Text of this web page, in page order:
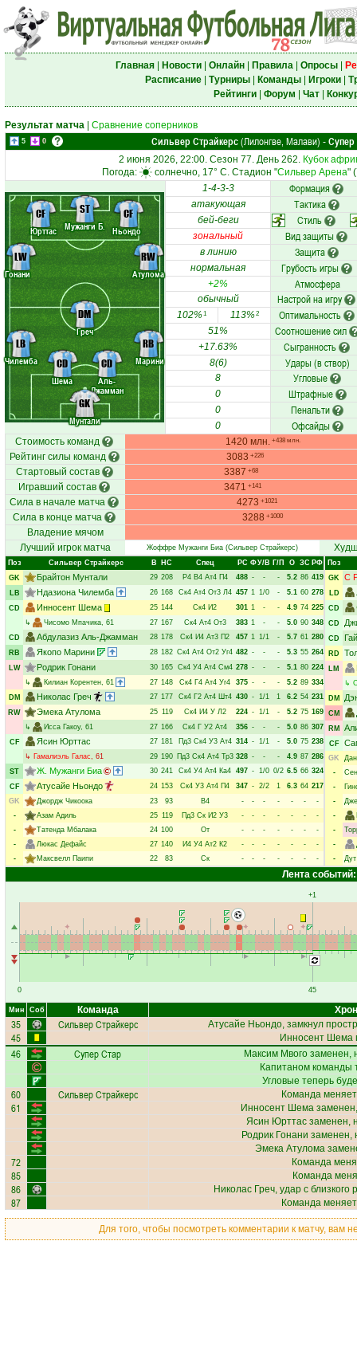
Главная| Новости| Онлайн| Правила| Опросы|
Расписание| Турниры| Команды| Игроки|
Рейтинги| Форум Чат|
Результат матча Сравнение соперников
5 0 Сильвер Страйкерс(Лилонгве, Малави) - Супер
2 июня 2026, 22:00. Сезон 77. День 262. Кубок
Погода:
солнечно, 17° C. Стадион "Сильвер Арена"
Мунтали
Чилемба
Шема
Аль-
Джамман
Марини
Гонани
Греч
Атулома
Юрттас Мужанги Б. Ньондо
GK
LB
CD
CD
RB
LW
DM
RW
CF ST CF
1-4-3-3 Формация
атакующая Тактика
бей-беги Стиль
зональный Вид защиты
в линию Защита
нормальная Грубость игры
+2% Атмосфера
обычный Настрой на игру
102%1 113%2 Оптимальность
51% Соотношение сил
+17.63% Сыгранность
8(6) Удары (в створ)
8 Угловые
0 Штрафные
0 Пенальти
0 Офсайды
Стоимость команд 1420 млн. +438 млн.
Рейтинг силы команд 3083 +226
Стартовый состав 3387 +68
Игравший состав 3471 +141
Сила в начале матча 4273 +1021
Сила в конце матча 3288 +1000
Владение мячом
Лучший игрок матча
Жоффре Мужанги Биа (Сильвер Страйкерс)
Поз Сильвер Страйкерс В НC Спец РC ФУ/В Г/П О ЗС РФ
GK
Брайтон Мунтали 29 208 Р4 В4 Ат4 П4 488 - - - 5.2 86 419
LB
Ндазиона Чилемба 26 168 Ск4 Ат4 От3 Л4 457 1 1/0 - 5.1 60 278
CD
Инносент Шема 25 144 Ск4 И2 301 1 - - 4.9 74 225
↳
Чисомо Мпачика, 61 27 167 Ск4 Ат4 От3 383 1 - - 5.0 90 348
CD
Абдулазиз Аль-Джамман 28 178 Ск4 И4 Ат3 П2 457 1 1/1 - 5.7 61 280
RB
Якопо Марини 28 182 Ск4 Ат4 От2 Уг4 482 - - - 5.3 55 264
LW
Родрик Гонани 30 165 Ск4 У4 Ат4 См4 278 - - - 5.1 80 224
↳
Килиан Корентен, 61 27 148 Ск4 Г4 Ат4 Уг4 375 - - - 5.2 89 334
DM
Николас Греч 27 177 Ск4 Г2 Ат4 Шт4 430 - 1/1 1 6.2 54 231
RW
Эмека Атулома 25 119 Ск4 И4 У Л2 224 - 1/1 - 5.2 75 169
↳
Исса Гакоу, 61 27 166 Ск4 Г У2 Ат4 356 - - - 5.0 86 307
CF
Ясин Юрттас 27 181 Пд3 Ск4 У3 Ат4 314 - 1/1 - 5.0 75 238
↳ Гамалиэль Галас, 61 29 190 Пд3 Ск4 Ат4 Тр3 328 - - - 4.9 87 286
ST
Ж. Мужанги Биа 30 241 Ск4 У4 Ат4 Ка4 497 - 1/0 0/2 6.5 66 324
CF
Атусайе Ньондо 24 153 Ск4 У3 Ат4 П4 347 - 2/2 1 6.3 64 217
GK
Джордж Чикоока 23 93 В4 - - - - - -
-
-
Азам Адиль 25 119 Пд3 Ск И2 У3 - - - - - -
-
-
Татенда Мбалака 24 100 От - - - - - -
-
-
Люкас Дефайс 27 140 И4 У4 Ат2 К2 - - - - - -
-
-
Максвелл Паипи 22 83 Ск - - - - - - -
Поз
GK С
LD
CD
CD
CD
RD
LM
↳
DM
CM
RM
CF
GK
-
-
-
-
-
-
-
Лента событий:
0
+1
45
Мин Соб Команда
35 Сильвер Страйкерс Атусайе Ньондо, замкнул
45 Инносент Шема
46 Супер Стар Максим Мвого заменен,
Капитаном команды
Угловые теперь
60 Сильвер Страйкерс Команда
61 Инносент Шема
Ясин Юрттасзаменен,
Родрик Гонани заменен,
Эмека Атулома
72 Команда
85 Команда
86 Николас Греч, удар с близкого
87 Команда
Для того, чтобы посмотреть комментарии к матчу, вам